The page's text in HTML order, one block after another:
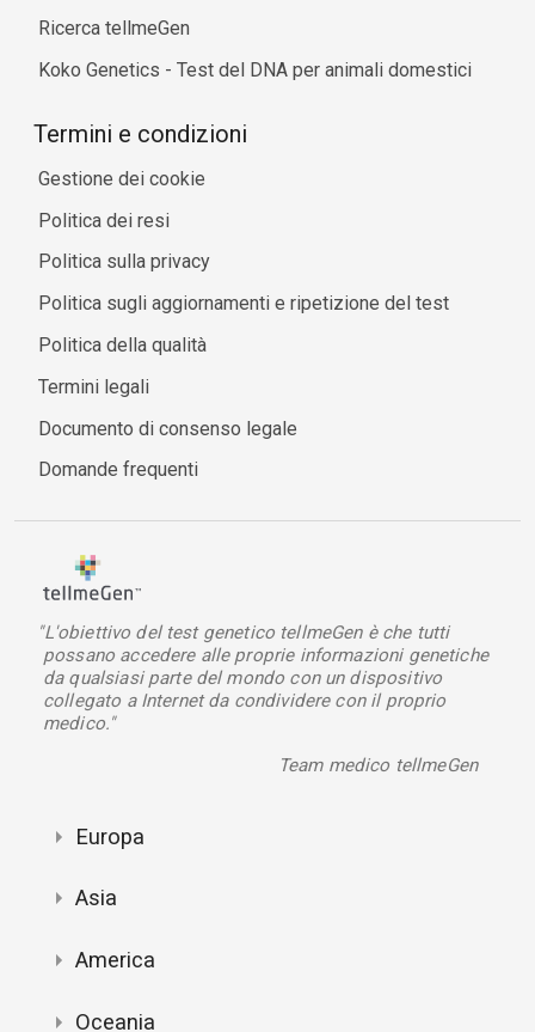
Ricerca tellmeGen
Koko Genetics - Test del DNA per animali domestici
Termini e condizioni
Gestione dei cookie
Politica dei resi
Politica sulla privacy
Politica sugli aggiornamenti e ripetizione del test
Politica della qualità
Termini legali
Documento di consenso legale
Domande frequenti
"L'obiettivo del test genetico tellmeGen è che tutti
possano accedere alle proprie informazioni genetiche
da qualsiasi parte del mondo con un dispositivo
collegato a Internet da condividere con il proprio
medico."
Team medico tellmeGen
Europa
Asia
America
Oceania